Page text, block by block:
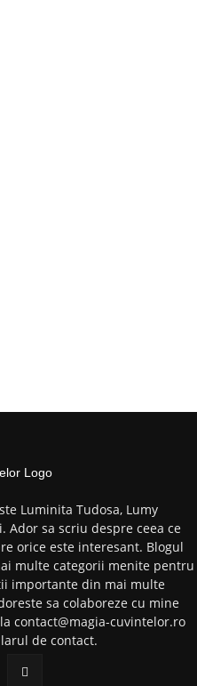
Luminita Tudosa, Lumy
Ador sa scriu despre ceea ce
orice este interesant. Blogul
multe categorii menite pentru
importante din mai multe
sa colaboreze cu mine
contact@magia-cuvintelor.ro
de contact.